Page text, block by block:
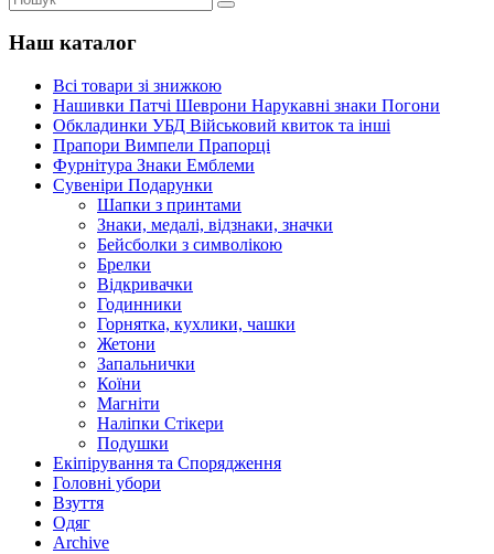
Наш каталог
Всі товари зі знижкою
Нашивки Патчі Шеврони Нарукавні знаки Погони
Обкладинки УБД Військовий квиток та інші
Прапори Вимпели Прапорці
Фурнітура Знаки Емблеми
Сувеніри Подарунки
Шапки з принтами
Знаки, медалі, відзнаки, значки
Бейсболки з символікою
Брелки
Відкривачки
Годинники
Горнятка, кухлики, чашки
Жетони
Запальнички
Коїни
Магніти
Наліпки Стікери
Подушки
Екіпірування та Спорядження
Головні убори
Взуття
Одяг
Archive